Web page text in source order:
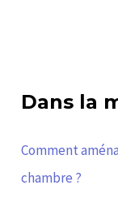
Dans la
Comment
chambre ?